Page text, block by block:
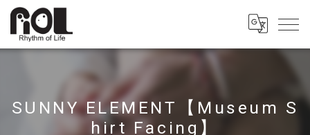
SUNNY ELEMENT【Museum S
hirt Facing】